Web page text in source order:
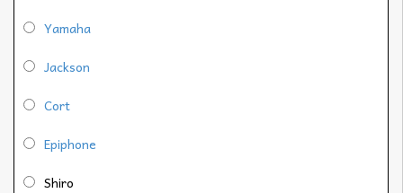
Yamaha
Jackson
Cort
Epiphone
Shiro